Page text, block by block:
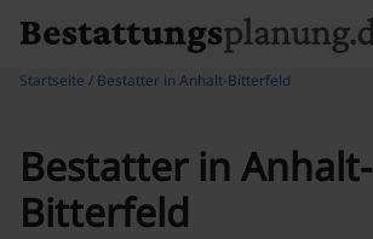
Startseite / Bestatter in Anhalt-Bitterfeld
Bestatter in Anhalt-
Bitterfeld